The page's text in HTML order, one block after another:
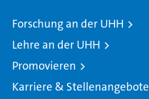
Forschung an der UHH
Lehre an der UHH
Promovieren
Karriere & Stellenangebote